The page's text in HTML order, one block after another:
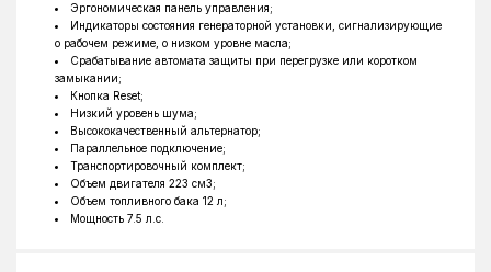
Эргономическая панель управления;
Индикаторы состояния генераторной установки, сигнализирующие
о рабочем режиме, о низком уровне масла;
Срабатывание автомата защиты при перегрузке или коротком
замыкании;
Кнопка Reset;
Низкий уровень шума;
Высококачественный альтернатор;
Параллельное подключение;
Транспортировочный комплект;
Объем двигателя 223 см3;
Объем топливного бака 12 л;
Мощность 7.5 л.с.